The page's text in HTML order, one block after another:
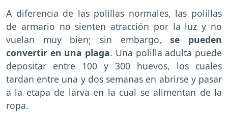
A diferencia de las polillas normales, las polillas
de armario no sienten atracción por la luz y no
vuelan muy bien; sin embargo, se pueden
convertir en una plaga. Una polilla adulta puede
depositar entre 100 y 300 huevos, los cuales
tardan entre una y dos semanas en abrirse y pasar
a la etapa de larva en la cual se alimentan de la
ropa.